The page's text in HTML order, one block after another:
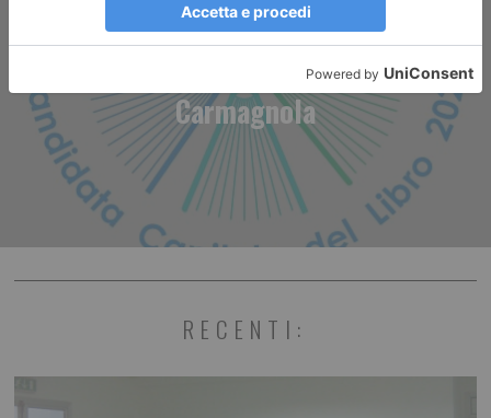
Capitale Italiana del Libro
2026, la candidatura di
Carmagnola
RECENTI: